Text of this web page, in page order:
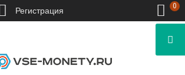
Регистрация 0